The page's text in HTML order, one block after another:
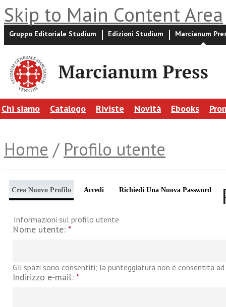
Skip to Main Content Area
Gruppo Editoriale Studium Edizioni Studium Marcianum
Chi siamo Catalogo Riviste Novità Ebooks
Home / Profilo utente
Crea Nuovo Profilo Accedi Richiedi Una Nuova Password
Informazioni sul profilo utente
Nome utente: *
Gli spazi sono consentiti; la punteggiatura non è consentita
Indirizzo e-mail: *